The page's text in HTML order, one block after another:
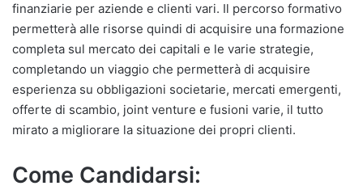
finanziarie per aziende e clienti vari. Il percorso formativo
permetterà alle risorse quindi di acquisire una formazione
completa sul mercato dei capitali e le varie strategie,
completando un viaggio che permetterà di acquisire
esperienza su obbligazioni societarie, mercati emergenti,
offerte di scambio, joint venture e fusioni varie, il tutto
mirato a migliorare la situazione dei propri clienti.
Come Candidarsi: